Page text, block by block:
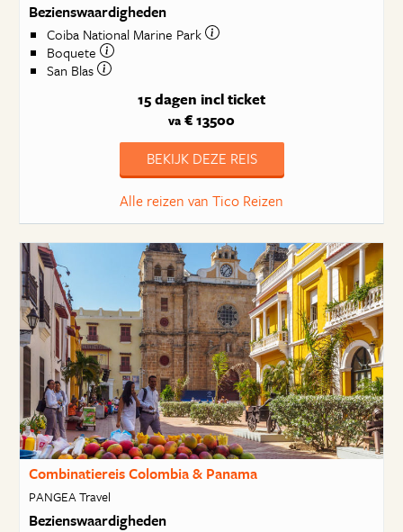
Bezienswaardigheden
Coiba National Marine Park
Boquete
San Blas
15 dagen incl ticket
va € 13500
BEKIJK DEZE REIS
Alle reizen van Tico Reizen
Combinatiereis Colombia & Panama
PANGEA Travel
Bezienswaardigheden